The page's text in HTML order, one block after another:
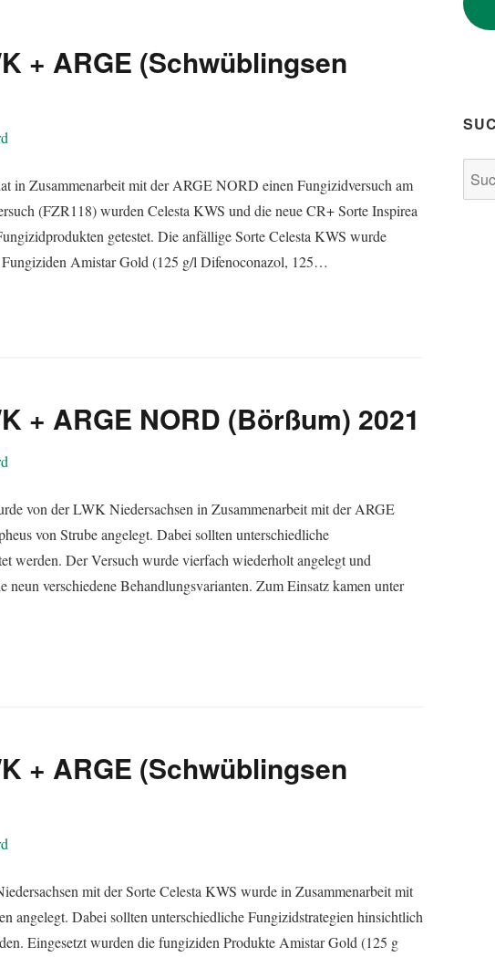
+ ARGE (Schwüblingsen
in Zusammenarbeit mit der ARGE NORD einen Fungizidversuch am
(FZR118) wurden Celesta KWS und die neue CR+ Sorte Inspirea
getestet. Die anfällige Sorte Celesta KWS wurde
Amistar Gold (125 g/l Difenoconazol, 125…
+ ARGE NORD (Börßum) 2021
von der LWK Niedersachsen in Zusammenarbeit mit der ARGE
von Strube angelegt. Dabei sollten unterschiedliche
werden. Der Versuch wurde vierfach wiederholt angelegt und
neun verschiedene Behandlungsvarianten. Zum Einsatz kamen unter
+ ARGE (Schwüblingsen
mit der Sorte Celesta KWS wurde in Zusammenarbeit mit
angelegt. Dabei sollten unterschiedliche Fungizidstrategien hinsichtlich
Eingesetzt wurden die fungiziden Produkte Amistar Gold (125 g